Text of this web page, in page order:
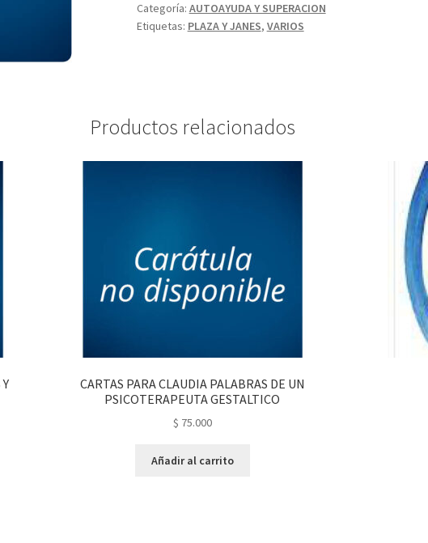
Categoría: AUTOAYUDA Y SUPERACION
Etiquetas: PLAZA Y JANES, VARIOS
Productos relacionados
CARTAS PARA CLAUDIA PALABRAS DE UN
PSICOTERAPEUTA GESTALTICO
$ 75.000
Añadir al carrito